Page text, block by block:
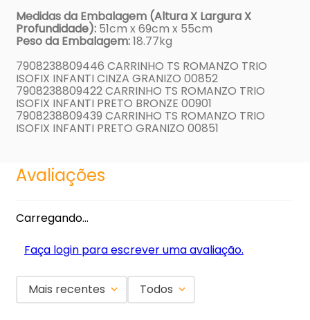
Medidas da Embalagem (Altura X Largura X
Profundidade): 51cm x 69cm x 55cm
Peso da Embalagem:18.77kg
7908238809446 CARRINHO TS ROMANZO TRIO
ISOFIX INFANTI CINZA GRANIZO 00852
7908238809422 CARRINHO TS ROMANZO TRIO
ISOFIX INFANTI PRETO BRONZE 00901
7908238809439 CARRINHO TS ROMANZO TRIO
ISOFIX INFANTI PRETO GRANIZO 00851
Avaliações
Carregando…
Faça login para escrever uma avaliação.
Mais recentes Todos